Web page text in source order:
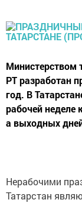
Министерством
РТ разработан
год. В
рабочей неделе
а выходных
Нерабочими
Татарстан